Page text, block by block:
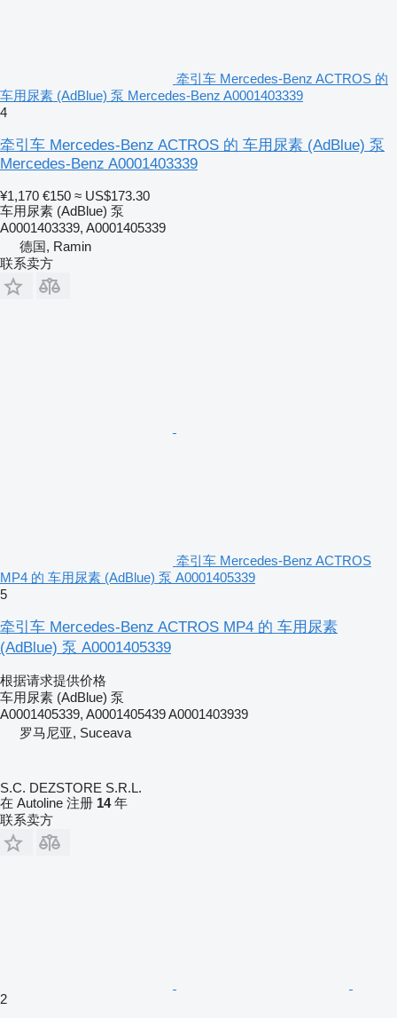
牵引车 Mercedes-Benz ACTROS 的
车用尿素 (AdBlue) 泵 Mercedes-Benz A0001403339
4
牵引车 Mercedes-Benz ACTROS 的 车用尿素 (AdBlue) 泵
Mercedes-Benz A0001403339
¥1,170 €150 ≈ US$173.30
车用尿素 (AdBlue) 泵
A0001403339, A0001405339
德国, Ramin
联系卖方
牵引车 Mercedes-Benz ACTROS
MP4 的 车用尿素 (AdBlue) 泵 A0001405339
5
牵引车 Mercedes-Benz ACTROS MP4 的 车用尿素
(AdBlue) 泵 A0001405339
根据请求提供价格
车用尿素 (AdBlue) 泵
A0001405339, A0001405439 A0001403939
罗马尼亚, Suceava
S.C. DEZSTORE S.R.L.
在 Autoline 注册 14年
联系卖方
2